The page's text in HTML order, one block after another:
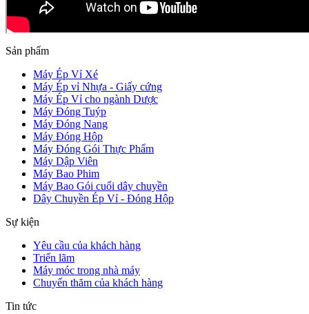
Sản phẩm
Máy Ép Vỉ Xé
Máy Ép vỉ Nhựa - Giấy cứng
Máy Ép Vỉ cho ngành Dược
Máy Đóng Tuýp
Máy Đóng Nang
Máy Đóng Hộp
Máy Đóng Gói Thực Phẩm
Máy Dập Viên
Máy Bao Phim
Máy Bao Gói cuối dây chuyền
Dây Chuyền Ép Vỉ - Đóng Hộp
Sự kiện
Yêu cầu của khách hàng
Triển lãm
Máy móc trong nhà máy
Chuyến thăm của khách hàng
Tin tức